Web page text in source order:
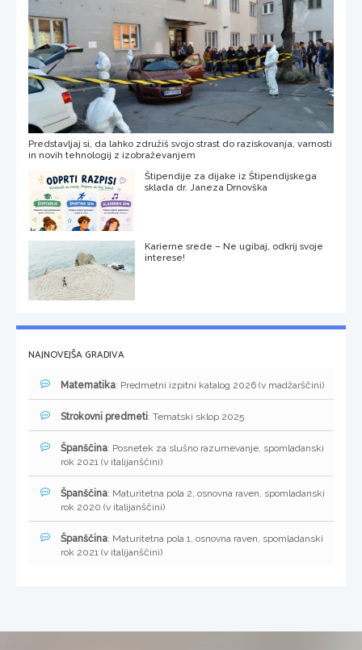
Predstavljaj si, da lahko združiš svojo strast do raziskovanja, varnosti
in novih tehnologij z izobraževanjem
Štipendije za dijake iz Štipendijskega
sklada dr. Janeza Drnovška
Karierne srede – Ne ugibaj, odkrij svoje
interese!
NAJNOVEJŠA GRADIVA
Matematika: Predmetni izpitni katalog 2026 (v madžarščini)
Strokovni predmeti: Tematski sklop 2025
Španščina: Posnetek za slušno razumevanje, spomladanski
rok 2021 (v italijanščini)
Španščina: Maturitetna pola 2, osnovna raven, spomladanski
rok 2020 (v italijanščini)
Španščina: Maturitetna pola 1, osnovna raven, spomladanski
rok 2021 (v italijanščini)